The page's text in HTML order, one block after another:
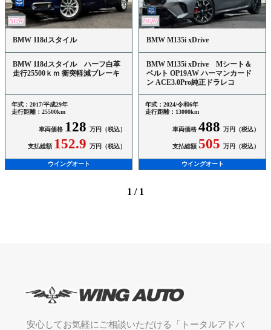
NEW
BMW 118dスタイル
BMW 118dスタイル ハーフ白革
走行25500ｋｍ 衝突軽減ブレーキ
年式：2017/平成29年
走行距離：25500km
車両価格 128 万円（税込）
支払総額 152.9 万円（税込）
ウイングオート
NEW
BMW M135i xDrive
BMW M135i xDrive Mシート＆
ベルト OP19AW ハーマンカード
ン ACE3.0Pro純正ドラレコ
年式：2024/令和6年
走行距離：13000km
車両価格 488 万円（税込）
支払総額 505 万円（税込）
ウイングオート
1 / 1
安心してお気軽にご相談いただける「トータルアドバ